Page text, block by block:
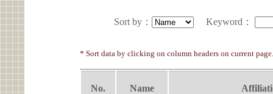
Sort by： Keyword ：
* Sort data by clicking on column headers on current page.
No. Name